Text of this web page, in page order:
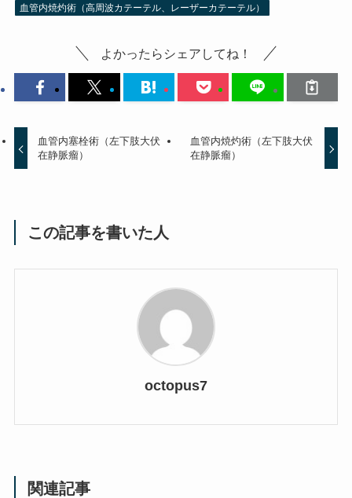
血管内焼灼術（高周波カテーテル、レーザーカテーテル）
よかったらシェアしてね！
血管内塞栓術（左下肢大伏
在静脈瘤）
血管内焼灼術（左下肢大伏
在静脈瘤）
この記事を書いた人
octopus7
関連記事